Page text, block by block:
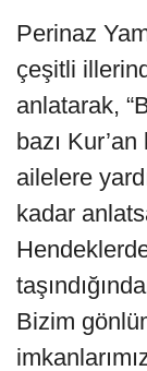
Perinaz
çeşitli
anlatarak,
bazı
ailelere
kadar
Bizim